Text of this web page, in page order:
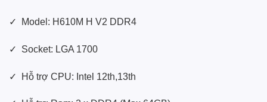
✓ Model: H610M H V2 DDR4
✓ Socket: LGA 1700
✓ Hỗ trợ CPU: Intel 12th,13th